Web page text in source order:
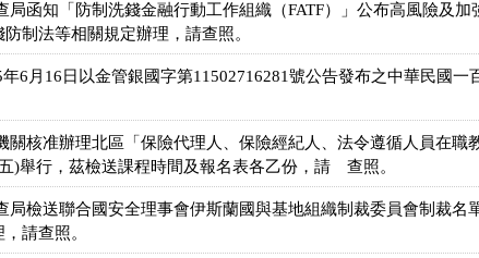
局函知「防制洗錢金融行動工作組織（FATF）」公布高風險及
制法等相關規定辦理，請查照。
6月16日以金管銀國字第11502716281號公告發布之中華民國一
關核准辦理北區「保險代理人、保險經紀人、法令遵循人員在職
)舉行，茲檢送課程時間及報名表各乙份，請 查照。
局檢送聯合國安全理事會伊斯蘭國與基地組織制裁委員會制裁名
請查照。